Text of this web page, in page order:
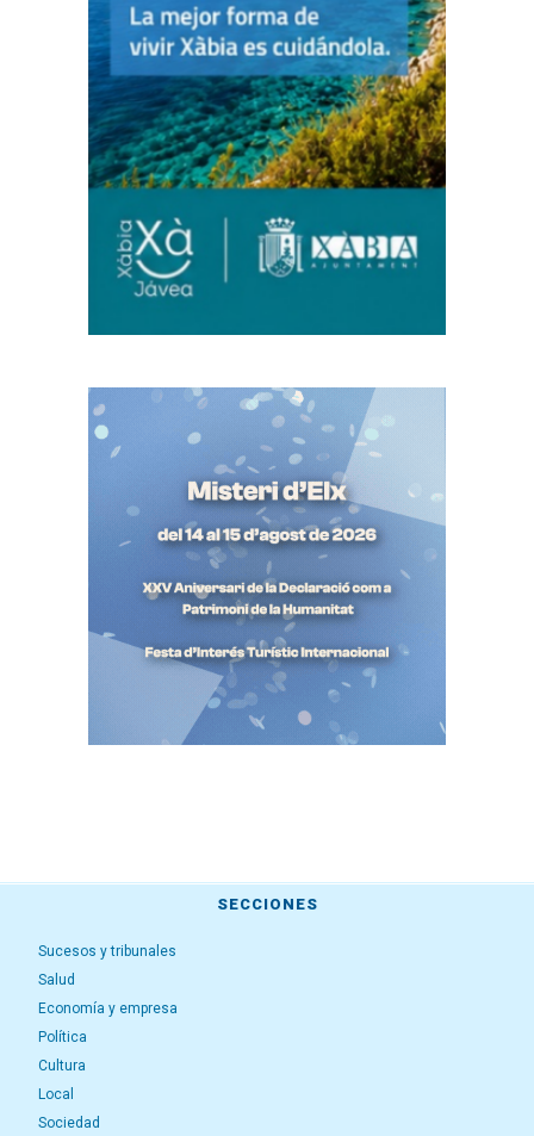
SECCIONES
Sucesos y tribunales
Salud
Economía y empresa
Política
Cultura
Local
Sociedad